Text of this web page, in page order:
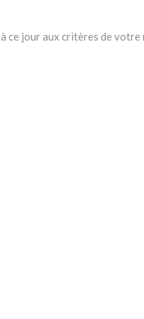
ce jour aux critères de votre